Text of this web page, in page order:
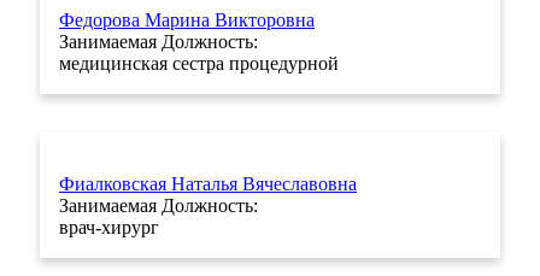
Федорова Марина Викторовна
Занимаемая Должность:
медицинская сестра процедурной
Фиалковская Наталья Вячеславовна
Занимаемая Должность:
врач-хирург